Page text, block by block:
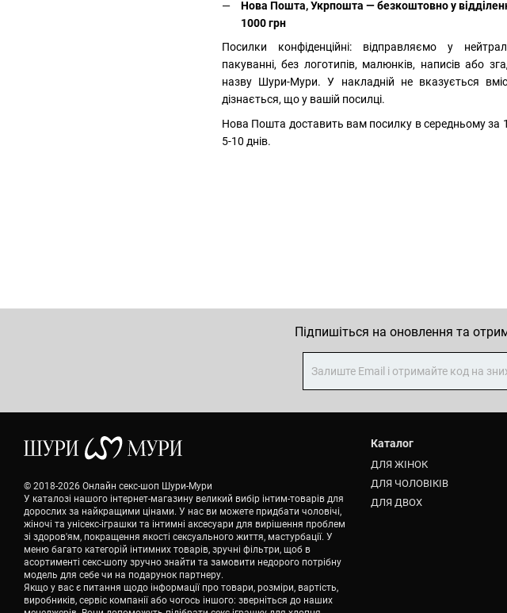
Нова Пошта, Укрпошта — безкоштовно у
1000 грн
Посилки конфіденційні: відправляємо у
пакуванні, без логотипів, малюнків, написів або
назву Шури-Мури. У накладній не вказується
дізнається, що у вашій посилці.
Нова Пошта доставить вам посилку в середньому за
5-10 днів.
Підпишіться на оновлення та
© 2018-2026 Онлайн секс-шоп Шури-Мури
У каталозі нашого інтернет-магазину великий вибір інтим-товарів для
дорослих за найкращими цінами. У нас ви можете придбати чоловічі,
жіночі та унісекс-іграшки та інтимні аксесуари для вирішення проблем
зі здоров'ям, покращення якості сексуального життя, мастурбації. У
меню багато категорій інтимних товарів, зручні фільтри, щоб в
асортименті секс-шопу зручно знайти та замовити недорого потрібну
модель для себе чи на подарунок партнеру.
Якщо у вас є питання щодо інформації про товари, розміри, вартість,
виробників, сервіс компанії або чогось іншого: зверніться до наших
Каталог
ДЛЯ ЖІНОК
ДЛЯ ЧОЛОВІКІВ
ДЛЯ ДВОХ